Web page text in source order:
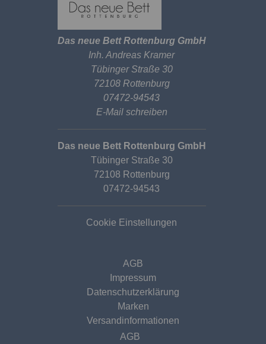
Das neue Bett Rottenburg GmbH
Inh. Andreas Kramer
Tübinger Straße 30
72108 Rottenburg
07472-94543
E-Mail schreiben
Das neue Bett Rottenburg GmbH
Tübinger Straße 30
72108 Rottenburg
07472-94543
Cookie Einstellungen
AGB
Impressum
Datenschutzerklärung
Marken
Versandinformationen
AGB